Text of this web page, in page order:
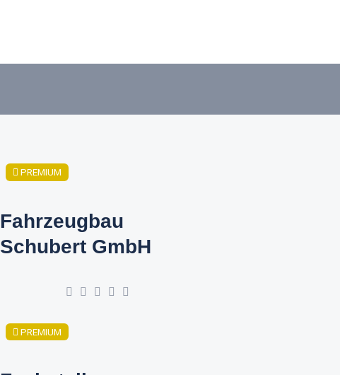
PREMIUM
Fahrzeugbau
Schubert GmbH
PREMIUM